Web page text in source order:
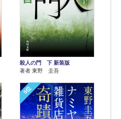
殺人の門 下 新装版
著者 東野 圭吾
5位